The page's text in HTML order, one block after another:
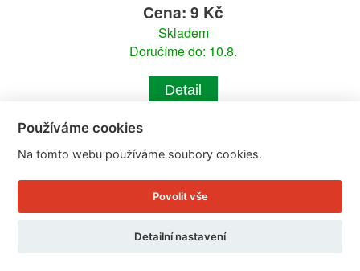
Cena: 9 Kč
Skladem
Doručíme do: 10.8.
Detail
Používáme cookies
Na tomto webu používáme soubory cookies.
Povolit vše
Detailní nastavení